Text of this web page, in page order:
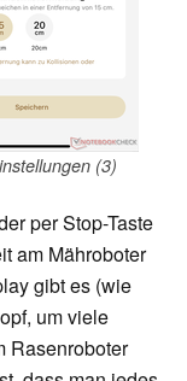
(3)
per Stop-Taste
am Mähroboter
gibt es (wie
um viele
Rasenroboter